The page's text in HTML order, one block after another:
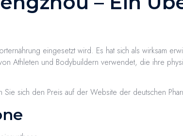
eingesetzt wird. Es hat sich als wirksam
Athleten und Bodybuildern verwendet, die ihre
sich den Preis auf der Website der deutschen